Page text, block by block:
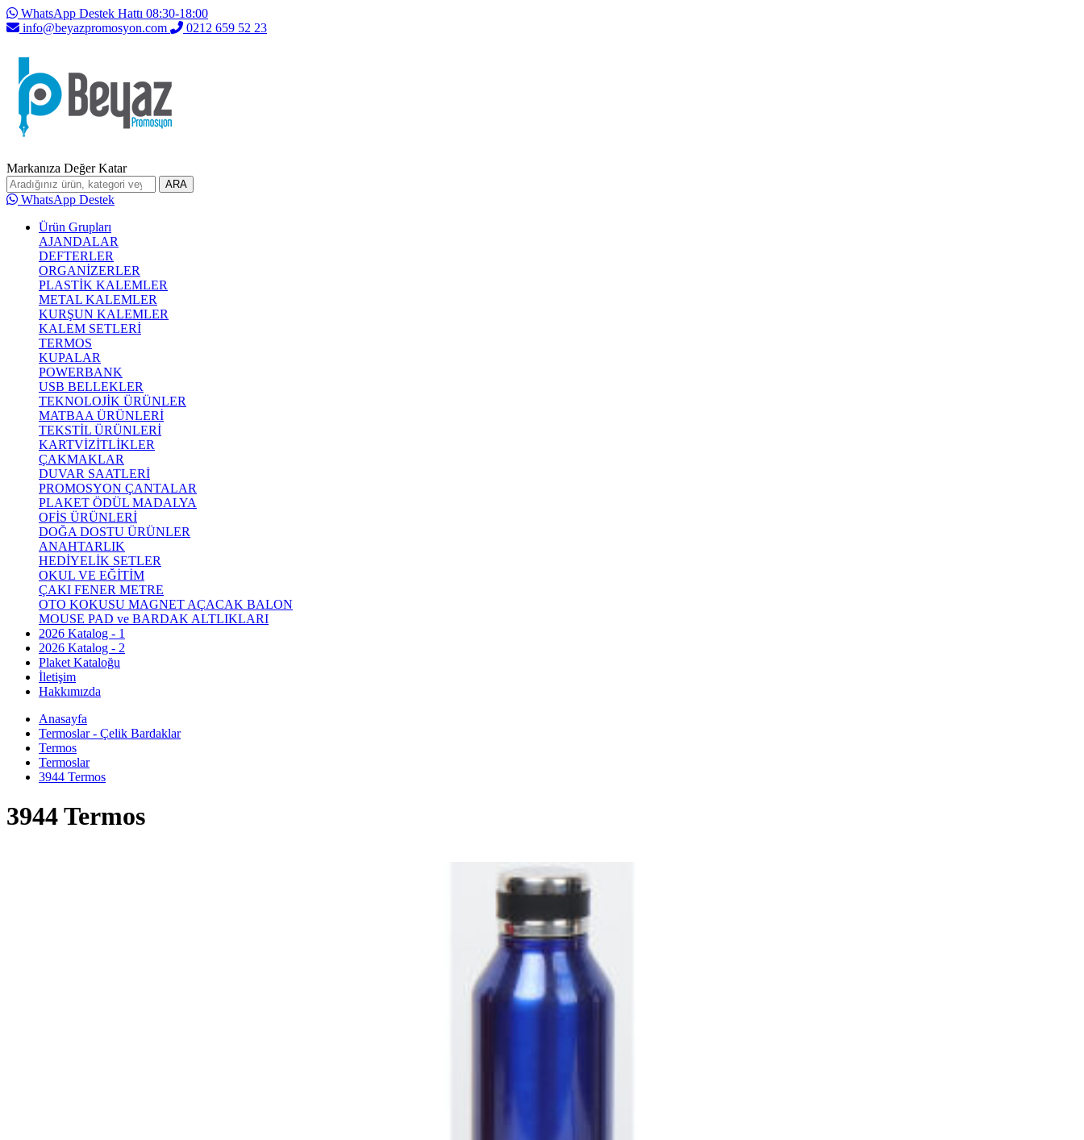
WhatsApp Destek Hattı 08:30-18:00
info@beyazpromosyon.com
0212 659 52 23
Markanıza Değer Katar
ARA
WhatsApp Destek
Ürün Grupları
AJANDALAR
DEFTERLER
ORGANİZERLER
PLASTİK KALEMLER
METAL KALEMLER
KURŞUN KALEMLER
KALEM SETLERİ
TERMOS
KUPALAR
POWERBANK
USB BELLEKLER
TEKNOLOJİK ÜRÜNLER
MATBAA ÜRÜNLERİ
TEKSTİL ÜRÜNLERİ
KARTVİZİTLİKLER
ÇAKMAKLAR
DUVAR SAATLERİ
PROMOSYON ÇANTALAR
PLAKET ÖDÜL MADALYA
OFİS ÜRÜNLERİ
DOĞA DOSTU ÜRÜNLER
ANAHTARLIK
HEDİYELİK SETLER
OKUL VE EĞİTİM
ÇAKI FENER METRE
OTO KOKUSU MAGNET AÇACAK BALON
MOUSE PAD ve BARDAK ALTLIKLARI
2026 Katalog - 1
2026 Katalog - 2
Plaket Kataloğu
İletişim
Hakkımızda
Anasayfa
Termoslar - Çelik Bardaklar
Termos
Termoslar
3944 Termos
3944 Termos